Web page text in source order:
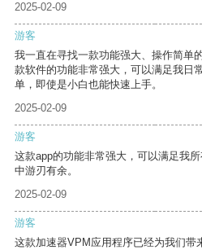
2025-02-09
游客
我一直在寻找一款功能强大、操作简单
款软件的功能非常强大，可以满足我日
单，即使是小白也能快速上手。
2025-02-09
游客
这款app的功能非常强大，可以满足我
中游刃有余。
2025-02-09
游客
这款加速器VPM应用程序已经为我们带